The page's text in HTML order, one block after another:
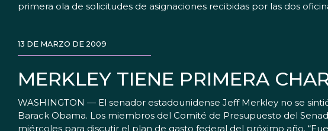
primera ola de solicitudes de asignaciones recibidas por las dos
MERKLEY TIENE PRIMERA
13 DE MARZO DE 2009
WASHINGTON — El senador estadounidense Jeff Merkley no se
Barack Obama. Los miembros del Comité de Presupuesto del
miércoles para discutir el plan de gasto federal del próximo año.